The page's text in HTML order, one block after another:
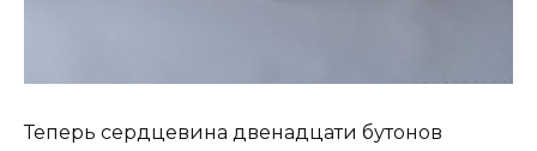
Теперь сердцевина двенадцати бутонов